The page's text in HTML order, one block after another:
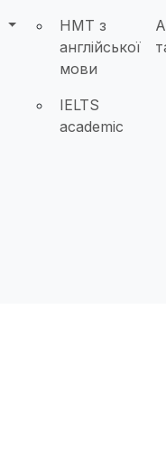
НМТ з
англійської
мови
IELTS
academic